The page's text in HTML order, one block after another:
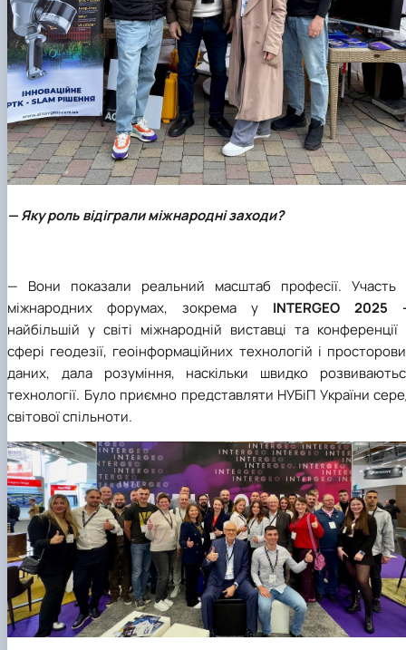
— Яку роль відіграли міжнародні заходи?
—
Вони показали реальний масштаб професії. Участь
міжнародних форумах, зокрема у INTERGEO 2025
найбільшій у світі міжнародній виставці та конференції
сфері геодезії, геоінформаційних технологій і
даних, дала розуміння, наскільки швидко
технології. Було приємно представляти НУБіП України
світової спільноти.